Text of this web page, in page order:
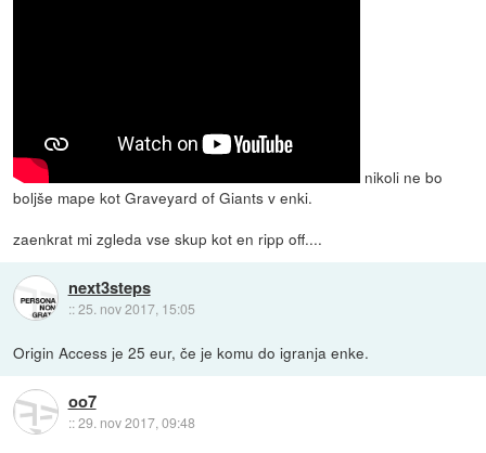
nikoli ne bo
boljše mape kot Graveyard of Giants v enki.
zaenkrat mi zgleda vse skup kot en ripp off....
next3steps
::25. nov 2017, 15:05
Origin Access je 25 eur, če je komu do igranja enke.
oo7
::29. nov 2017, 09:48